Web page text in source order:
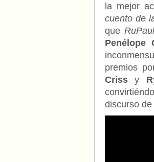
la mejor
cuento de
que
Penélope
premios
Crissy
discurso